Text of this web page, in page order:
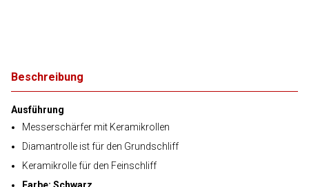
Beschreibung
Ausführung
Messerschärfer mit Keramikrollen
Diamantrolle ist für den Grundschliff
Keramikrolle für den Feinschliff